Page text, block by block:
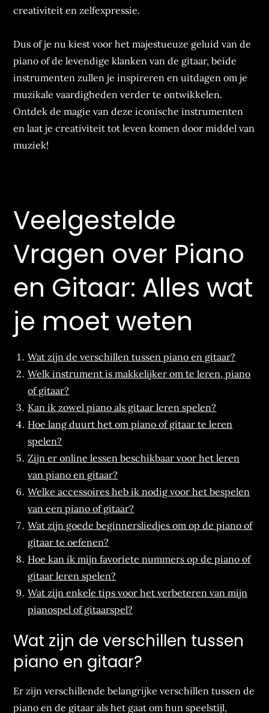
creativiteit en zelfexpressie.
Dus of je nu kiest voor het majestueuze geluid van de
piano of de levendige klanken van de gitaar, beide
instrumenten zullen je inspireren en uitdagen om je
muzikale vaardigheden verder te ontwikkelen.
Ontdek de magie van deze iconische instrumenten
en laat je creativiteit tot leven komen door middel van
muziek!
Veelgestelde
Vragen over Piano
en Gitaar: Alles wat
je moet weten
Wat zijn de verschillen tussen piano en gitaar?
Welk instrument is makkelijker om te leren, piano
of gitaar?
Kan ik zowel piano als gitaar leren spelen?
Hoe lang duurt het om piano of gitaar te leren
spelen?
Zijn er online lessen beschikbaar voor het leren
van piano en gitaar?
Welke accessoires heb ik nodig voor het bespelen
van een piano of gitaar?
Wat zijn goede beginnersliedjes om op de piano of
gitaar te oefenen?
Hoe kan ik mijn favoriete nummers op de piano of
gitaar leren spelen?
Wat zijn enkele tips voor het verbeteren van mijn
pianospel of gitaarspel?
Wat zijn de verschillen tussen
piano en gitaar?
Er zijn verschillende belangrijke verschillen tussen de
piano en de gitaar als het gaat om hun speelstijl,